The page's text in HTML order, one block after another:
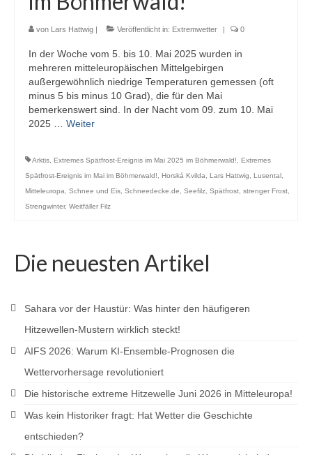
Webcams
Winterdienst
Glossar
Datenschutz
Impressum
von Lars Hattwig | Veröffentlicht in: Extremwetter | 0
In der Woche vom 5. bis 10. Mai 2025 wurden in
mehreren mitteleuropäischen Mittelgebirgen
außergewöhnlich niedrige Temperaturen gemessen (oft
minus 5 bis minus 10 Grad), die für den Mai
bemerkenswert sind. In der Nacht vom 09. zum 10. Mai
2025 … Weiter
Arktis Extremes Spätfrost-Ereignis im Mai 2025 im Böhmerwald!
Extremes
Spätfrost-Ereignis im Mai im Böhmerwald!
Horská Kvilda Lars Hattwig Lusental
Mitteleuropa
Schnee und Eis Schneedecke.de Seefilz Spätfrost strenger Frost
Strengwinter, Weitfäller Filz
Die neuesten Artikel
Sahara vor der Haustür: Was hinter den häufigeren
Hitzewellen-Mustern wirklich steckt!
AIFS 2026: Warum KI-Ensemble-Prognosen die
Wettervorhersage revolutioniert
Die historische extreme Hitzewelle Juni 2026 in Mitteleuropa!
Was kein Historiker fragt: Hat Wetter die Geschichte
entschieden?